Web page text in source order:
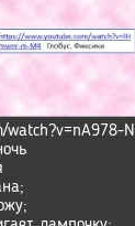
watch?v=nA978-